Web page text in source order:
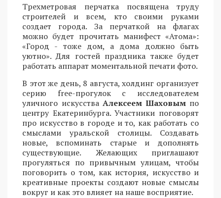
Трехметровая перчатка посвящена труду
строителей и всем, кто своими руками
создает города. За перчаткой на флагах
можно будет прочитать манифест «Атома»:
«Город - тоже дом, а дома должно быть
уютно». Для гостей праздника также будет
работать аппарат моментальной печати фото.
В этот же день, 8 августа, холдинг организует
серию free-прогулок с исследователем
уличного искусства Алексеем Шаховым по
центру Екатеринбурга. Участники поговорят
про искусство в городе и то, как работать со
смыслами уральской столицы. Создавать
новые, вспоминать старые и дополнять
существующие. Желающих приглашают
прогуляться по привычным улицам, чтобы
поговорить о том, как история, искусство и
креативные проекты создают новые смыслы
вокруг и как это влияет на наше восприятие.